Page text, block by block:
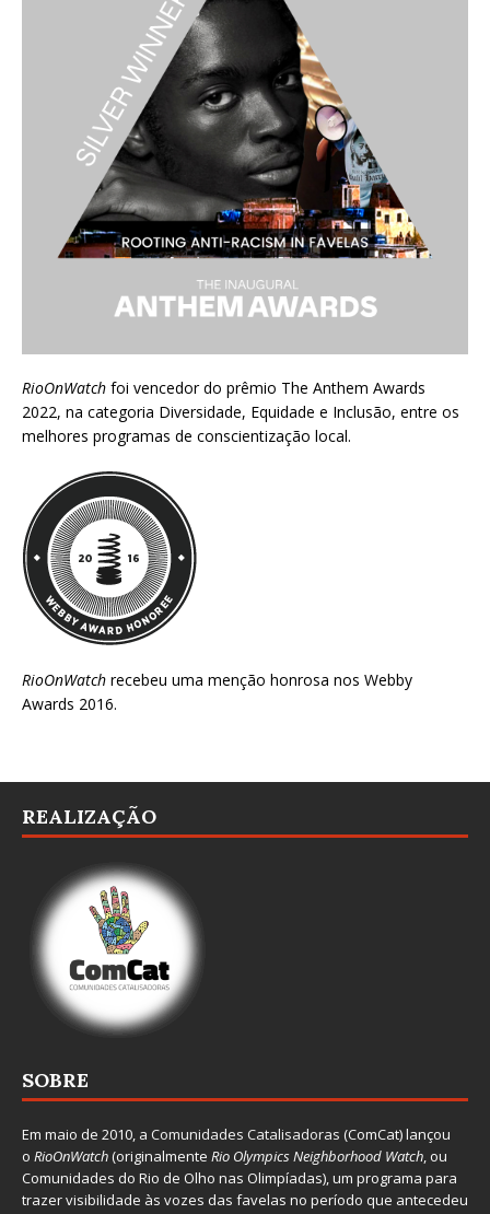
RioOnWatch foi vencedor do prêmio The Anthem Awards
2022, na categoria Diversidade, Equidade e Inclusão, entre os
melhores programas de conscientização local.
RioOnWatch recebeu uma menção honrosa nos Webby
Awards 2016.
REALIZAÇÃO
SOBRE
Em maio de 2010, a Comunidades Catalisadoras (ComCat) lançou
o RioOnWatch(originalmente Rio Olympics Neighborhood Watch, ou
Comunidades do Rio de Olho nas Olimpíadas), um programa para
trazer visibilidade às vozes das favelas no período que antecedeu